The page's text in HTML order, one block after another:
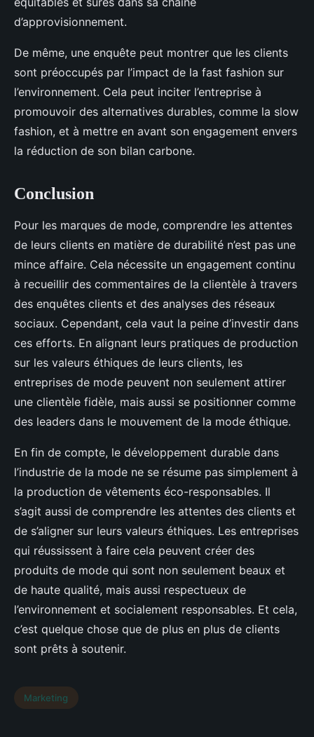
d’approvisionnement.
De même, une enquête peut montrer que les clients
sont préoccupés par l’impact de la fast fashion sur
l’environnement. Cela peut inciter l’entreprise à
promouvoir des alternatives durables, comme la slow
fashion, et à mettre en avant son engagement envers
la réduction de son bilan carbone.
Conclusion
Pour les marques de mode, comprendre les attentes
de leurs clients en matière de durabilité n’est pas une
mince affaire. Cela nécessite un engagement continu
à recueillir des commentaires de la clientèle à travers
des enquêtes clients et des analyses des réseaux
sociaux. Cependant, cela vaut la peine d’investir dans
ces efforts. En alignant leurs pratiques de production
sur les valeurs éthiques de leurs clients, les
entreprises de mode peuvent non seulement attirer
une clientèle fidèle, mais aussi se positionner comme
des leaders dans le mouvement de la mode éthique.
En fin de compte, le développement durable dans
l’industrie de la mode ne se résume pas simplement à
la production de vêtements éco-responsables. Il
s’agit aussi de comprendre les attentes des clients et
de s’aligner sur leurs valeurs éthiques. Les entreprises
qui réussissent à faire cela peuvent créer des
produits de mode qui sont non seulement beaux et
de haute qualité, mais aussi respectueux de
l’environnement et socialement responsables. Et cela,
c’est quelque chose que de plus en plus de clients
sont prêts à soutenir.
Marketing